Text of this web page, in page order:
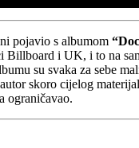
pojavio s albumom
Billboard i UK, i to na
su svaka za sebe
skoro cijelog
ograničavao.